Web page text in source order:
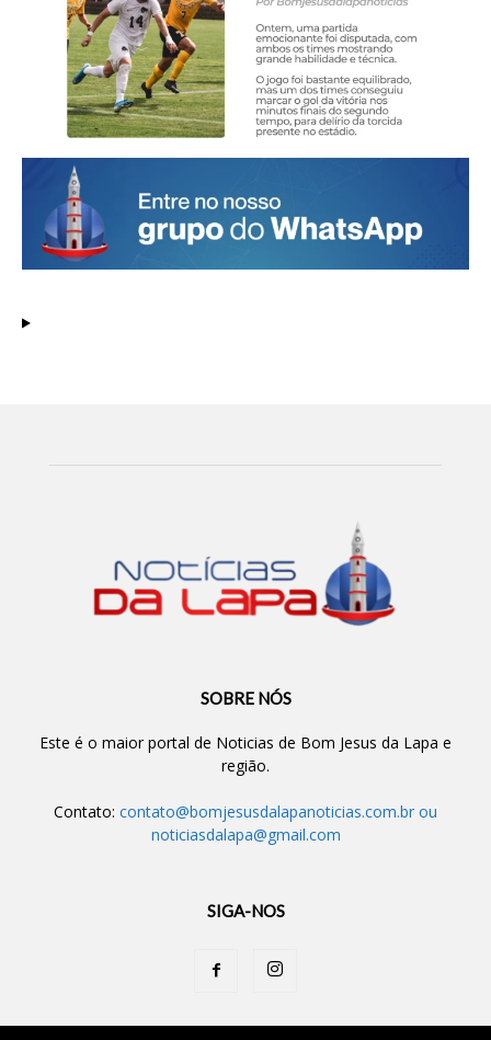
SOBRE NÓS
Este é o maior portal de Noticias de Bom Jesus da Lapa e
região.
Contato: contato@bomjesusdalapanoticias.com.br ou
noticiasdalapa@gmail.com
SIGA-NOS